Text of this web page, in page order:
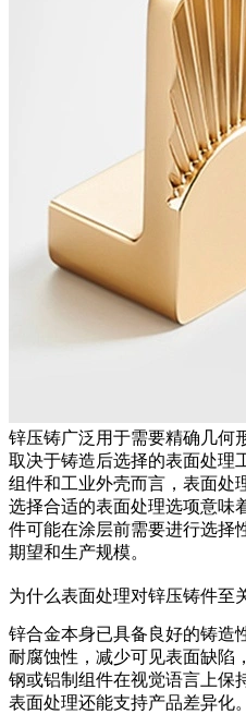
锌压铸广泛用于需要精确几何
取决于铸造后选择的表面处理
组件和工业外壳而言，表面处
选择合适的表面处理选项意味
件可能在涂层前需要进行选择
期望和生产规模。
为什么表面处理对锌压铸件至
锌合金本身已具备良好的铸造
耐腐蚀性，减少可见表面缺陷
钢或铝制组件在视觉语言上保
表面处理还能支持产品差异化